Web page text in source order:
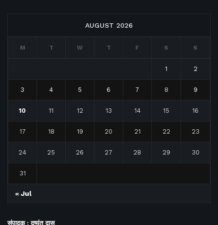
AUGUST 2026
M T W T F S S
1 2
3 4 5 6 7 8 9
10 11 12 13 14 15 16
17 18 19 20 21 22 23
24 25 26 27 28 29 30
31
« Jul
संपादक : दुष्यंत दास